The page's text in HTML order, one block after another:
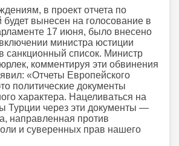
в проект отчета по
будет вынесен на голосование в
17 июня, было внесено
министра юстиции
санкционный список. Министр
комментируя эти обвинения
«Отчеты Европейского
политические документы
характера. Нацеливаться на
Турции через эти документы —
направленная против
и суверенных прав нашего